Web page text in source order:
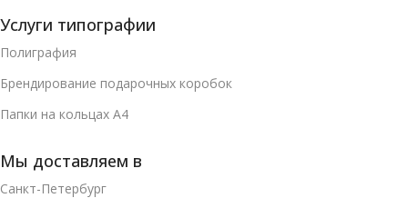
Услуги типографии
Полиграфия
Брендирование подарочных коробок
Папки на кольцах А4
Мы доставляем в
Санкт-Петербург